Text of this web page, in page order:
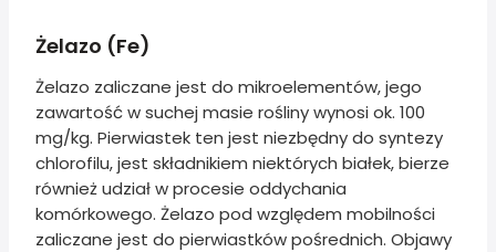
Żelazo (Fe)
Żelazo zaliczane jest do mikroelementów, jego
zawartość w suchej masie rośliny wynosi ok. 100
mg/kg. Pierwiastek ten jest niezbędny do syntezy
chlorofilu, jest składnikiem niektórych białek, bierze
również udział w procesie oddychania
komórkowego. Żelazo pod względem mobilności
zaliczane jest do pierwiastków pośrednich. Objawy